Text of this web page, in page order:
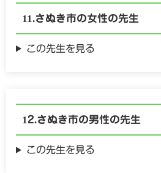
さぬき市の女性の先生
この先生を見る
さぬき市の男性の先生
この先生を見る